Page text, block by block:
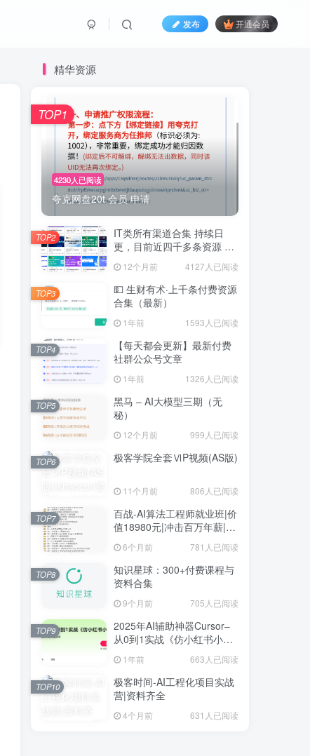
发布 开通会员
精华资源
4230人已阅读
夸克网盘20t 会员 申请
TOP1
IT类所有渠道合集 持续日
更，目前近四千多条资源 年
12个月前 4127人已阅读
TOP2
💵 生财有术·上千条付费资源
合集（最新）
1年前 1593人已阅读
TOP3
【每天都会更新】最新付费
社群公众号文章
1年前 1326人已阅读
TOP4
黑马 – AI大模型三期（无
秘）
12个月前 999人已阅读
TOP5
极客学院全套ⅥP视频(AS版)
11个月前 806人已阅读
TOP6
百战-AI算法工程师就业班|价
值18980元|冲击百万年薪|完
结无秘
6个月前 781人已阅读
TOP7
知识星球：300+付费课程与
资料合集
9个月前 705人已阅读
TOP8
2025年AI辅助神器Cursor–
从0到1实战《仿小红书小程
序》1年前 663人已阅读
TOP9
极客时间-AI工程化项目实战
营|资料齐全
4个月前 631人已阅读
TOP10